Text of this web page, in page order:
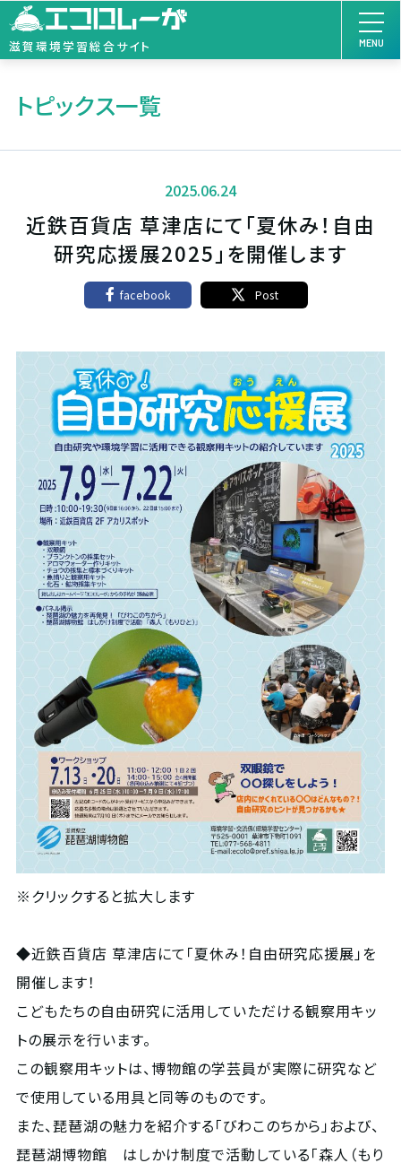
滋賀環境学習総合サイト MENU
トピックス一覧
2025.06.24
近鉄百貨店 草津店にて「夏休み！自由
研究応援展2025」を開催します
facebook Post
※クリックすると拡大します
◆近鉄百貨店 草津店にて「夏休み！自由研究応援展」を
開催します！
こどもたちの自由研究に活用していただける観察用キッ
トの展示を行います。
この観察用キットは、博物館の学芸員が実際に研究など
で使用している用具と同等のものです。
また、琵琶湖の魅力を紹介する「びわこのちから」および、
琵琶湖博物館 はしかけ制度で活動している「森人（もり